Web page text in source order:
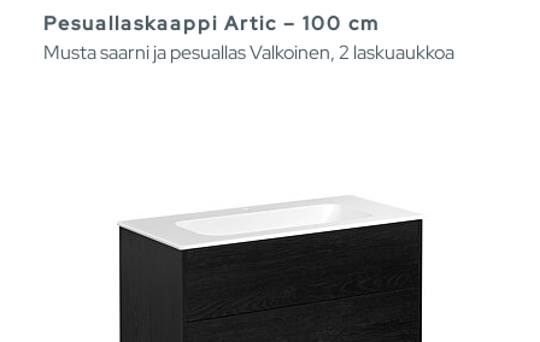
Pesuallaskaappi Artic – 100 cm
Musta saarni ja pesuallas Valkoinen, 2 laskuaukkoa